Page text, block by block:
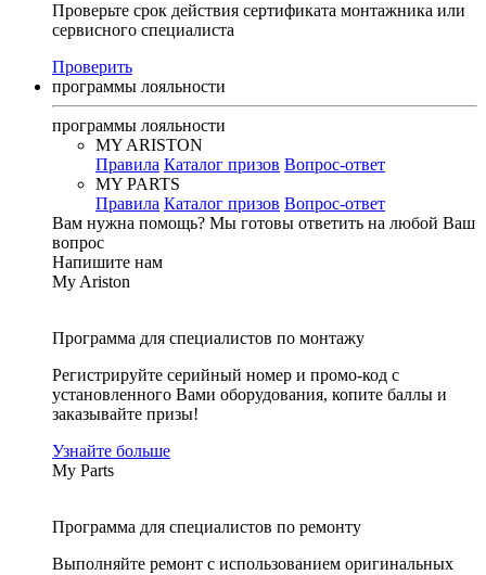
Проверьте срок действия сертификата монтажника или
сервисного специалиста
Проверить
программы лояльности
программы лояльности
MY ARISTON
Правила Каталог призов Вопрос-ответ
MY PARTS
Правила Каталог призов Вопрос-ответ
Вам нужна помощь? Мы готовы ответить на любой Ваш
вопрос
Напишите нам
My Ariston
Программа для специалистов по монтажу
Регистрируйте серийный номер и промо-код с
установленного Вами оборудования, копите баллы и
заказывайте призы!
Узнайте больше
My Parts
Программа для специалистов по ремонту
Выполняйте ремонт с использованием оригинальных